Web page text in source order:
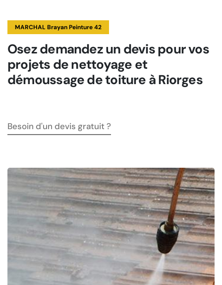
MARCHAL Brayan Peinture 42
Osez demandez un devis pour vos
projets de nettoyage et
démoussage de toiture à Riorges
Besoin d'un devis gratuit ?